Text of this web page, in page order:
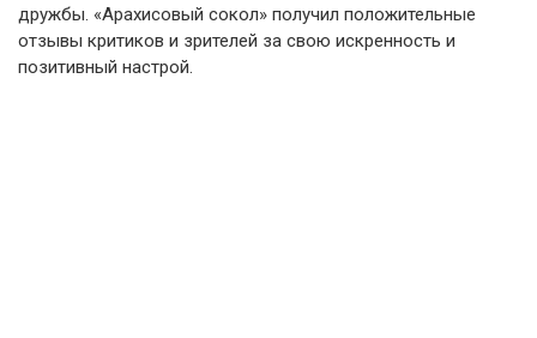
дружбы. «Арахисовый сокол» получил положительные
отзывы критиков и зрителей за свою искренность и
позитивный настрой.